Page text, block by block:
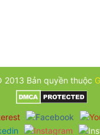
Bản quyền thuộc